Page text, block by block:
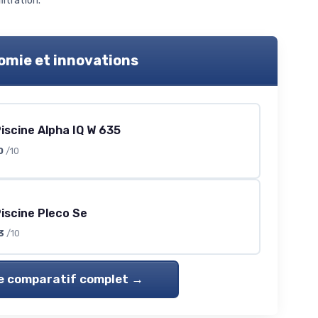
et innovations
Alpha IQ W 635
/10
Pleco Se
/10
comparatif complet →